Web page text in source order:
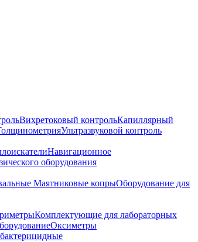
Вихретоковый контрольКапиллярный
Ультразвуковой контроль
Навигационное
оборудования
Маятниковые копрыОборудование для
Комплектующие для лабораторных
Оксиметры